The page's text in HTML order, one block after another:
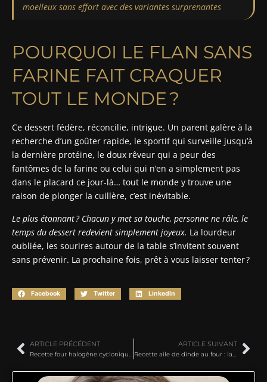
moelleux sans effort avec des variantes surprenantes
POURQUOI LE FLAN SANS
FARINE FAIT CRAQUER
TOUT LE MONDE ?
Ce dessert fédère, réconcilie, intrigue. Un parent galère à la
recherche d’un goûter rapide, le sportif qui surveille jusqu’à
la dernière protéine, le doux rêveur qui a peur des
fantômes de la farine ou celui qui n’en a simplement pas
dans le placard ce jour-là… tout le monde y trouve une
raison de plonger la cuillère, c’est inévitable.
Le plus étonnant ? Chacun y met sa touche, personne ne râle, le
temps du dessert redevient simplement joyeux. La lourdeur
oubliée, les sourires autour de la table s’invitent souvent
sans prévenir. La prochaine fois, prêt à vous laisser tenter ?
Facebook Twitter LinkedIn
ARTICLE PRÉCÉDENT ARTICLE SUIVANT